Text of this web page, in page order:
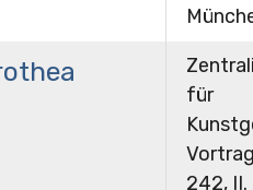
für
242, II.